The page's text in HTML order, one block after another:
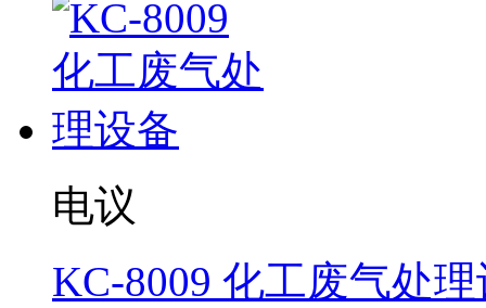
电议
KC-8009 化工废气处